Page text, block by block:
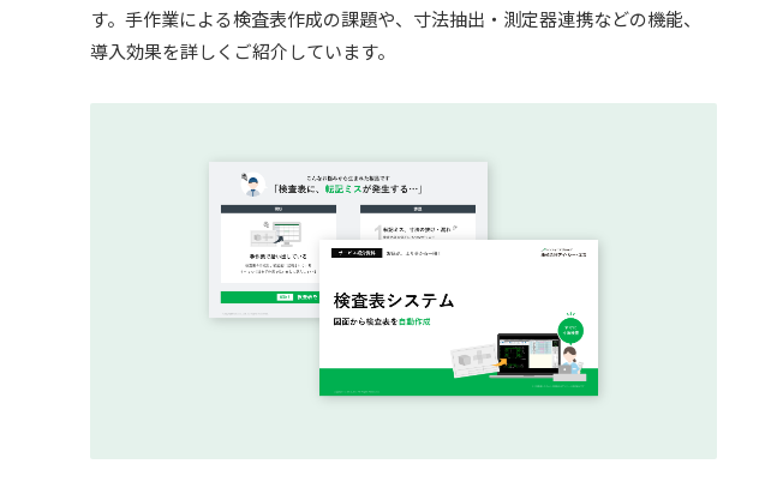
す。手作業による検査表作成の課題や、寸法抽出・測定器連携などの機能、
導入効果を詳しくご紹介しています。